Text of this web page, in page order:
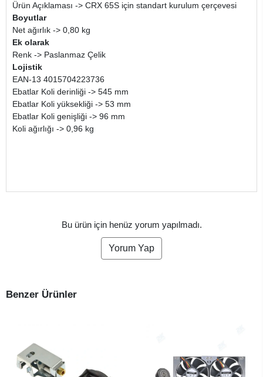
Ürün Açıklaması -> CRX 65S için standart kurulum çerçevesi
Boyutlar
Net ağırlık -> 0,80 kg
Ek olarak
Renk -> Paslanmaz Çelik
Lojistik
EAN-13 4015704223736
Ebatlar Koli derinliği -> 545 mm
Ebatlar Koli yüksekliği -> 53 mm
Ebatlar Koli genişliği -> 96 mm
Koli ağırlığı -> 0,96 kg
Bu ürün için henüz yorum yapılmadı.
Yorum Yap
Benzer Ürünler